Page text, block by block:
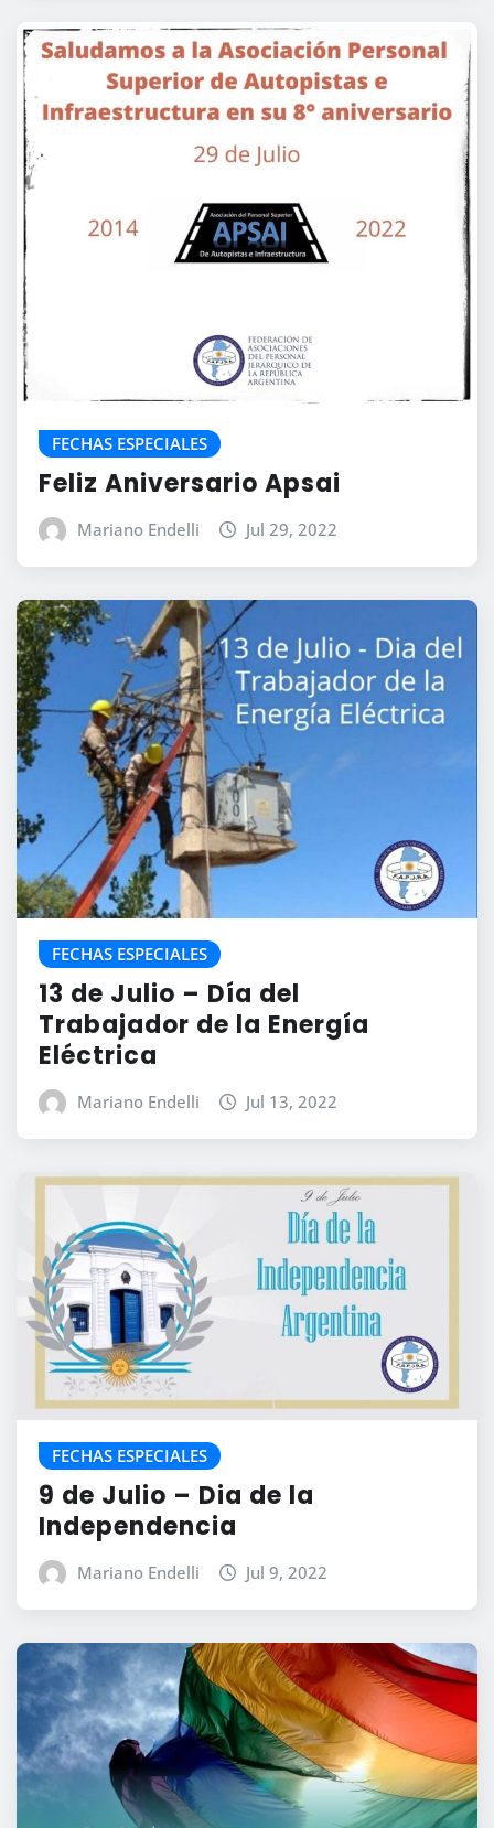
FECHAS ESPECIALES
Feliz Aniversario Apsai
Mariano Endelli Jul 29, 2022
FECHAS ESPECIALES
13 de Julio – Día del
Trabajador de la Energía
Eléctrica
Mariano Endelli Jul 13, 2022
FECHAS ESPECIALES
9 de Julio – Dia de la
Independencia
Mariano Endelli Jul 9, 2022